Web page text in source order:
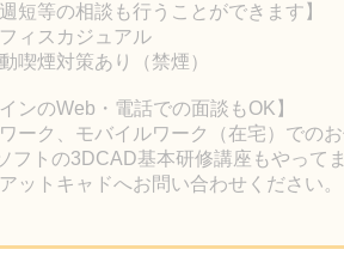
週短等の相談も行うことができます】
ィスカジュアル
喫煙対策あり（禁煙）
インのWeb・電話での面談もOK】
ーク、モバイルワーク（在宅）での
フトの3DCAD基本研修講座もやって
ットキャドへお問い合わせください。